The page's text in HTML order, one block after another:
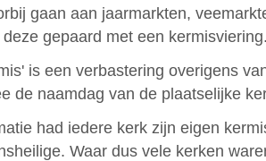
gaan aan jaarmarkten,
gepaard met een
is een verbastering overigens
de naamdag van de plaatselijke
had iedere kerk zijn eigen
Waar dus vele kerken